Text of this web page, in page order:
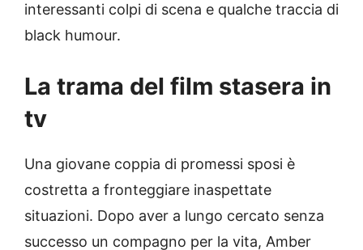
interessanti colpi di scena e qualche traccia di
black humour.
La trama del film stasera in
tv
Una giovane coppia di promessi sposi è
costretta a fronteggiare inaspettate
situazioni. Dopo aver a lungo cercato senza
successo un compagno per la vita, Amber